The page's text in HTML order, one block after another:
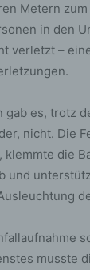
Metern
in den
verletzt –
gab es, trotz
nicht. Die
die
und
musste